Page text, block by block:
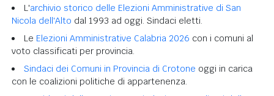
L'archivio storico delle Elezioni Amministrative di San
Nicola dell'Alto dal 1993 ad oggi. Sindaci eletti.
Le Elezioni Amministrative Calabria 2026 con i comuni al
voto classificati per provincia.
Sindaci dei Comuni in Provincia di Crotone oggi in carica
con le coalizioni politiche di appartenenza.